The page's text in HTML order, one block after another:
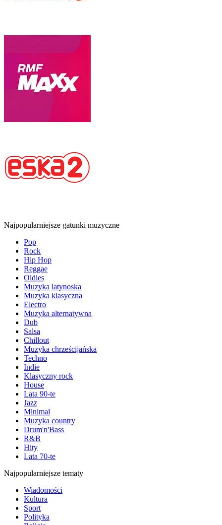
Najpopularniejsze gatunki muzyczne
Pop
Rock
Hip Hop
Reggae
Oldies
Muzyka latynoska
Muzyka klasyczna
Electro
Muzyka alternatywna
Dub
Salsa
Chillout
Muzyka chrześcijańska
Techno
Indie
Klasyczny rock
House
Lata 90-te
Jazz
Minimal
Muzyka country
Drum'n'Bass
R&B
Hity
Lata 70-te
Najpopularniejsze tematy
Wiadomości
Kultura
Sport
Polityka